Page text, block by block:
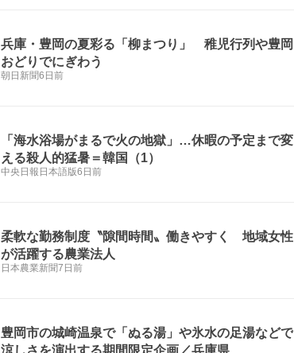
兵庫・豊岡の夏彩る「柳まつり」 稚児行列や豊岡
おどりでにぎわう
朝日新聞6日前
「海水浴場がまるで火の地獄」…休暇の予定まで変
える殺人的猛暑＝韓国（1）
中央日報日本語版6日前
柔軟な勤務制度〝隙間時間〟働きやすく 地域女性
が活躍する農業法人
日本農業新聞7日前
豊岡市の城崎温泉で「ぬる湯」や氷水の足湯などで
涼しさを演出する期間限定企画／兵庫県